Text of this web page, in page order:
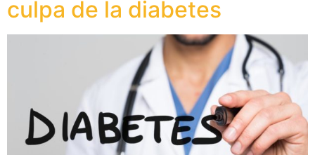
culpa de la diabetes